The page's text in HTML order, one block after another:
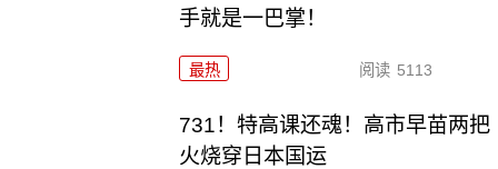
手就是一巴掌！
最热 阅读 5113
731！特高课还魂！高市早苗两把
火烧穿日本国运